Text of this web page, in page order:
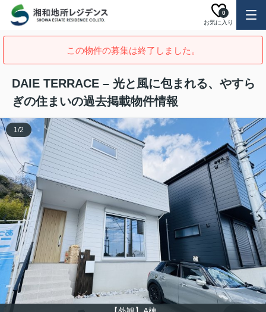
お気に入り
0
この物件の募集は終了しました。
DAIE TERRACE – 光と風に包まれる、やすら
ぎの住まいの過去掲載物件情報
1/2